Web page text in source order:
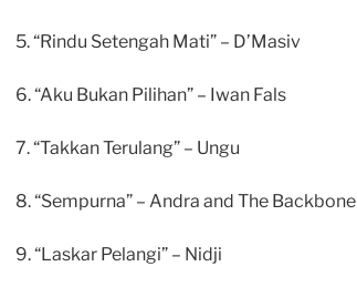
5. “Rindu Setengah Mati” – D’Masiv
6. “Aku Bukan Pilihan” – Iwan Fals
7. “Takkan Terulang” – Ungu
8. “Sempurna” – Andra and The Backbone
9. “Laskar Pelangi” – Nidji